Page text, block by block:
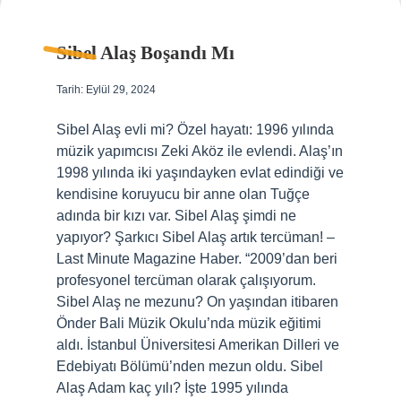
Sibel Alaş Boşandı Mı
Tarih: Eylül 29, 2024
Sibel Alaş evli mi? Özel hayatı: 1996 yılında
müzik yapımcısı Zeki Aköz ile evlendi. Alaş’ın
1998 yılında iki yaşındayken evlat edindiği ve
kendisine koruyucu bir anne olan Tuğçe
adında bir kızı var. Sibel Alaş şimdi ne
yapıyor? Şarkıcı Sibel Alaş artık tercüman! –
Last Minute Magazine Haber. “2009’dan beri
profesyonel tercüman olarak çalışıyorum.
Sibel Alaş ne mezunu? On yaşından itibaren
Önder Bali Müzik Okulu’nda müzik eğitimi
aldı. İstanbul Üniversitesi Amerikan Dilleri ve
Edebiyatı Bölümü’nden mezun oldu. Sibel
Alaş Adam kaç yılı? İşte 1995 yılında